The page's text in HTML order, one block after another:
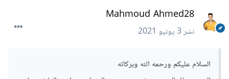
Mahmoud Ahmed28
نشر3 يونيو 2021
السلام عليكم ورحمه الله وبركاته